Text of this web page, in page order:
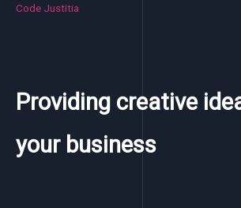
Code Justitia
Providing creative
your business